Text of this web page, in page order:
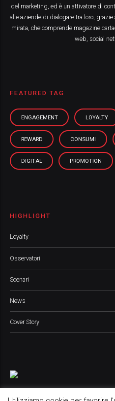
del marketing, ed è un attivatore di
alle aziende di dialogare tra loro, grazie
mirata, che comprende magazine
web, social
FEATURED TAG
ENGAGEMENT LOYALTY
REWARD CONSUMI
DIGITAL PROMOTION
HIGHLIGHT
Loyalty
Osservatori
Scenari
News
Cover Story